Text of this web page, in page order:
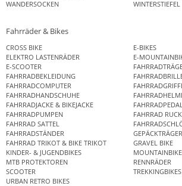
WANDERSOCKEN
WINTERSTIEFEL
Fahrräder & Bikes
CROSS BIKE
E-BIKES
ELEKTRO LASTENRÄDER
E-
E-SCOOTER
FAHRRADBEKLEIDUNG
FAHRRADCOMPUTER
FAHRRADHANDSCHUHE
FAHRRADJACKE & BIKEJACKE
FAHRRADPUMPEN
FAHRRAD
FAHRRAD SATTEL
FAHRRADSTÄNDER
GEPÄCKTRÄGER
FAHRRAD TRIKOT & BIKE TRIKOT
GRAVEL BIKE
KINDER- & JUGENDBIKES
MOUNTAINBIKE
MTB PROTEKTOREN
RENNRÄDER
SCOOTER
URBAN RETRO BIKES